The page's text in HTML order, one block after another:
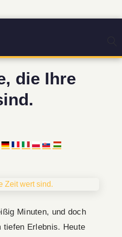
die Ihre
Minuten, und doch
tiefen Erlebnis. Heute